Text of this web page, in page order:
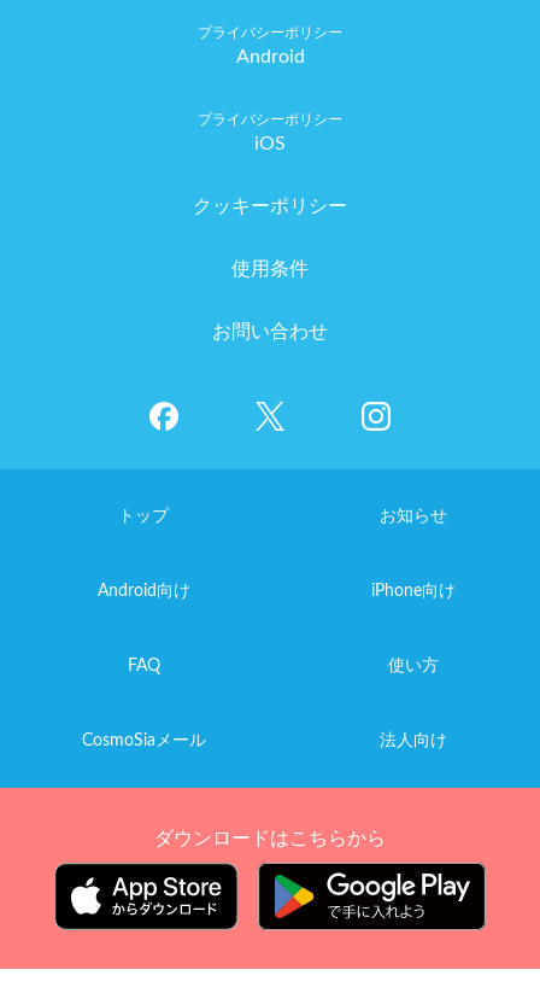
Android
iOS
クッキーポリシー
使用条件
お問い合わせ
トップ お知らせ
Android向け iPhone向け
FAQ 使い方
CosmoSiaメール 法人向け
ダウンロードはこちらから